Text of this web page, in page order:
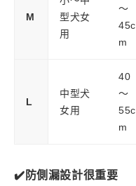
M
型犬女
用
～
45c
m
L
中型犬
女用
40
～
55c
m
✔️防側漏設計很重要